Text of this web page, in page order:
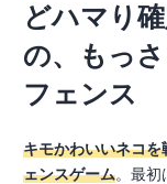
どハマり
の、もっ
フェンス
キモかわいいネコ
ェンスゲーム。最初